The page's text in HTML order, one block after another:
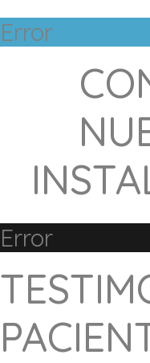
Error
Error